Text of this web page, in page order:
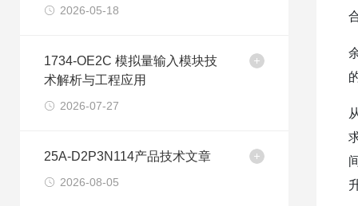
2026-05-18
1734-OE2C 模拟量输入模块技
术解析与工程应用
2026-07-27
25A-D2P3N114产品技术文章
2026-08-05